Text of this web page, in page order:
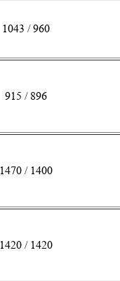
1043 / 960
915 / 896
1470 / 1400
1420 / 1420